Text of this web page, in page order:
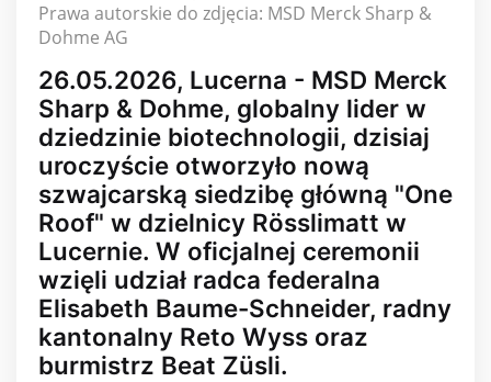
Prawa autorskie do zdjęcia: MSD Merck Sharp &
Dohme AG
26.05.2026, Lucerna - MSD Merck
Sharp & Dohme, globalny lider w
dziedzinie biotechnologii, dzisiaj
uroczyście otworzyło nową
szwajcarską siedzibę główną "One
Roof" w dzielnicy Rösslimatt w
Lucernie. W oficjalnej ceremonii
wzięli udział radca federalna
Elisabeth Baume-Schneider, radny
kantonalny Reto Wyss oraz
burmistrz Beat Züsli.